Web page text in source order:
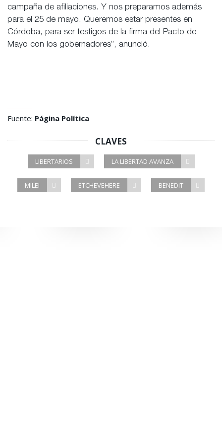
campaña de afiliaciones. Y nos preparamos además
para el 25 de mayo. Queremos estar presentes en
Córdoba, para ser testigos de la firma del Pacto de
Mayo con los gobernadores”, anunció.
Fuente: Página Política
CLAVES
LIBERTARIOS LA LIBERTAD AVANZA
MILEI ETCHEVEHERE BENEDIT